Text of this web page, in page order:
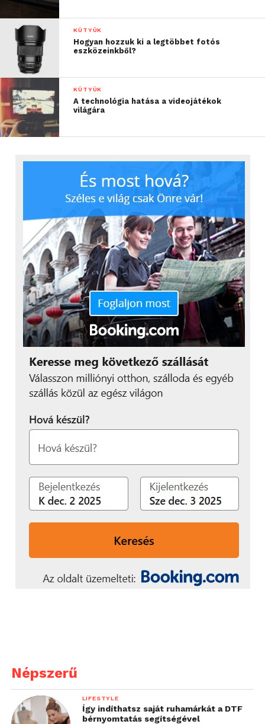
KÜTYÜK
Hogyan hozzuk ki a legtöbbet fotós
eszközeinkből?
KÜTYÜK
A technológia hatása a videojátékok
világára
Népszerű
LIFESTYLE
Így indíthatsz saját ruhamárkát a DTF
bérnyomtatás segítségével